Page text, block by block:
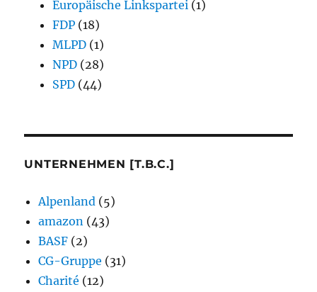
Europäische Linkspartei (1)
FDP (18)
MLPD (1)
NPD (28)
SPD (44)
UNTERNEHMEN [T.B.C.]
Alpenland (5)
amazon (43)
BASF (2)
CG-Gruppe (31)
Charité (12)